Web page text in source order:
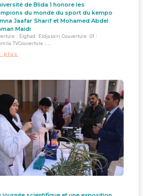
de Blida 1 honore les
du monde du sport du kempo
Jaafar Sharif et Mohamed Abdel
Maidi
: Elghad Eldjazairi Couverture 01 :
TVCouverture :...
plus